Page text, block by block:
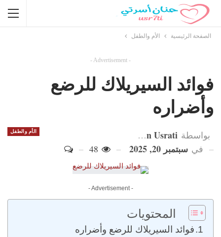
الصفحة الرئيسية الأم والطفل
- Advertisement -
فوائد السيريلاك للرضع
وأضراره
الأم والطفل بواسطة Hanan Usrati
في سبتمبر 20, 2025
- Advertisement -
المحتويات
فوائد السيريلاك للرضع وأضراره